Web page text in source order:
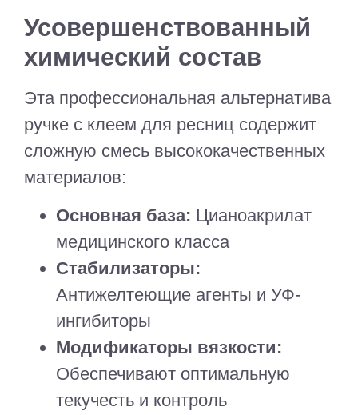
Усовершенствованный
химический состав
Эта профессиональная альтернатива
ручке с клеем для ресниц содержит
сложную смесь высококачественных
материалов:
Основная база: Цианоакрилат
медицинского класса
Стабилизаторы:
Антижелтеющие агенты и УФ-
ингибиторы
Модификаторы вязкости:
Обеспечивают оптимальную
текучесть и контроль